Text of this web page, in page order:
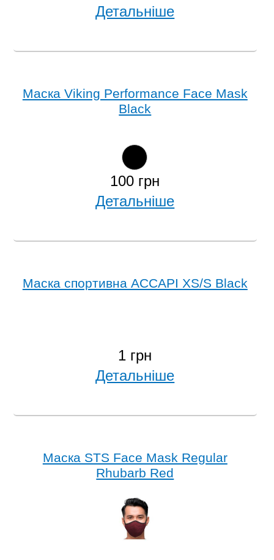
Детальніше
Маска Viking Performance Face Mask
Black
100 грн
Детальніше
Маска спортивна ACCAPI XS/S Black
1 грн
Детальніше
Маска STS Face Mask Regular
Rhubarb Red